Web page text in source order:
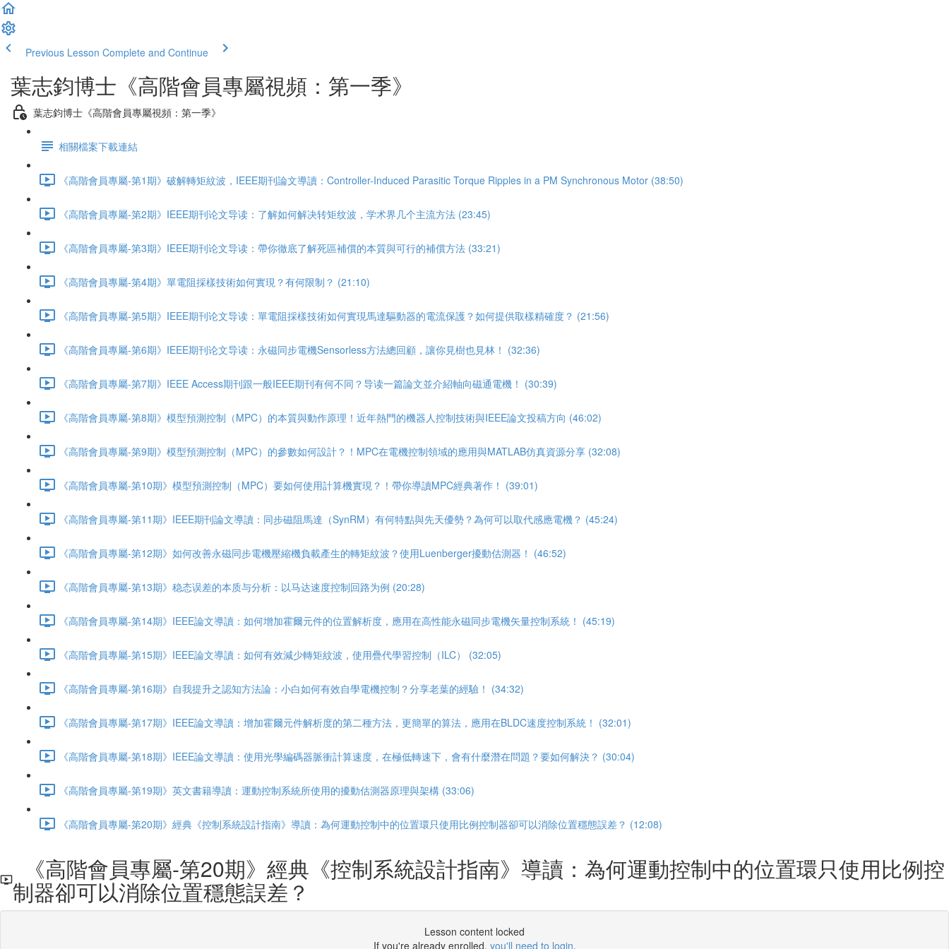
Previous Lesson Complete and Continue
葉志鈞博士《高階會員專屬視頻：第一季》
葉志鈞博士《高階會員專屬視頻：第一季》
相關檔案下載連結
《高階會員專屬-第1期》破解轉矩紋波，IEEE期刊論文導讀：Controller-Induced Parasitic Torque Ripples in a PM Synchronous Motor (38:50)
《高階會員專屬-第2期》IEEE期刊论文导读：了解如何解决转矩纹波，学术界几个主流方法 (23:45)
《高階會員專屬-第3期》IEEE期刊论文导读：帶你徹底了解死區補償的本質與可行的補償方法 (33:21)
《高階會員專屬-第4期》單電阻採樣技術如何實現？有何限制？ (21:10)
《高階會員專屬-第5期》IEEE期刊论文导读：單電阻採樣技術如何實現馬達驅動器的電流保護？如何提供取樣精確度？ (21:56)
《高階會員專屬-第6期》IEEE期刊论文导读：永磁同步電機Sensorless方法總回顧，讓你見樹也見林！ (32:36)
《高階會員專屬-第7期》IEEE Access期刊跟一般IEEE期刊有何不同？导读一篇論文並介紹軸向磁通電機！ (30:39)
《高階會員專屬-第8期》模型預測控制（MPC）的本質與動作原理！近年熱門的機器人控制技術與IEEE論文投稿方向 (46:02)
《高階會員專屬-第9期》模型預測控制（MPC）的參數如何設計？！MPC在電機控制領域的應用與MATLAB仿真資源分享 (32:08)
《高階會員專屬-第10期》模型預測控制（MPC）要如何使用計算機實現？！帶你導讀MPC經典著作！ (39:01)
《高階會員專屬-第11期》IEEE期刊論文導讀：同步磁阻馬達（SynRM）有何特點與先天優勢？為何可以取代感應電機？ (45:24)
《高階會員專屬-第12期》如何改善永磁同步電機壓縮機負載產生的轉矩紋波？使用Luenberger擾動估測器！ (46:52)
《高階會員專屬-第13期》稳态误差的本质与分析：以马达速度控制回路为例 (20:28)
《高階會員專屬-第14期》IEEE論文導讀：如何增加霍爾元件的位置解析度，應用在高性能永磁同步電機矢量控制系統！ (45:19)
《高階會員專屬-第15期》IEEE論文導讀：如何有效減少轉矩紋波，使用疊代學習控制（ILC） (32:05)
《高階會員專屬-第16期》自我提升之認知方法論：小白如何有效自學電機控制？分享老葉的經驗！ (34:32)
《高階會員專屬-第17期》IEEE論文導讀：增加霍爾元件解析度的第二種方法，更簡單的算法，應用在BLDC速度控制系統！ (32:01)
《高階會員專屬-第18期》IEEE論文導讀：使用光學編碼器脈衝計算速度，在極低轉速下，會有什麼潛在問題？要如何解決？ (30:04)
《高階會員專屬-第19期》英文書籍導讀：運動控制系統所使用的擾動估測器原理與架構 (33:06)
《高階會員專屬-第20期》經典《控制系統設計指南》導讀：為何運動控制中的位置環只使用比例控制器卻可以消除位置穩態誤差？ (12:08)
《高階會員專屬-第20期》經典《控制系統設計指南》導讀：為何運動控制中的位置環只使用比例控
制器卻可以消除位置穩態誤差？
Lesson content locked
If you're already enrolled, you'll need to login.